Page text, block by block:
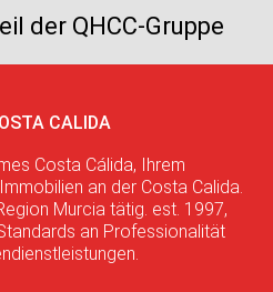
der QHCC-Gruppe
CALIDA
Costa Cálida, Ihrem
an der Costa Calida.
Murcia tätig. est. 1997,
an Professionalität